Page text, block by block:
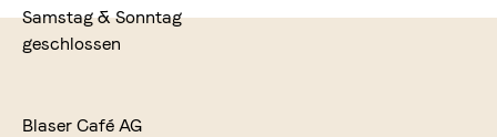
Samstag & Sonntag
geschlossen
Blaser Café AG